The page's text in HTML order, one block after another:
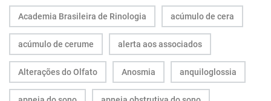
Academia Brasileira de Rinologia acúmulo de cera
acúmulo de cerume alerta aos associados
Alterações do Olfato Anosmia anquiloglossia